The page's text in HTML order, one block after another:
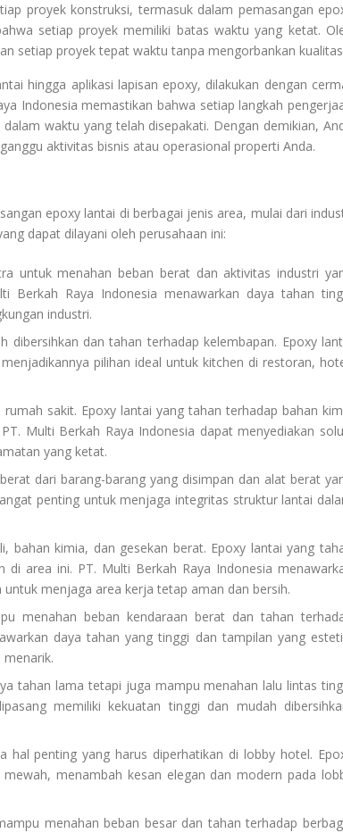
proyek konstruksi, termasuk dalam pemasangan
setiap proyek memiliki batas waktu yang ketat.
setiap proyek tepat waktu tanpa mengorbankan
hingga aplikasi lapisan epoxy, dilakukan dengan
Indonesia memastikan bahwa setiap langkah
waktu yang telah disepakati. Dengan demikian,
aktivitas bisnis atau operasional properti Anda.
epoxy lantai di berbagai jenis area, mulai dari
dapat dilayani oleh perusahaan ini:
untuk menahan beban berat dan aktivitas industri
Berkah Raya Indonesia menawarkan daya tahan
industri.
dibersihkan dan tahan terhadap kelembapan. Epoxy
pilihan ideal untuk kitchen di restoran,
sakit. Epoxy lantai yang tahan terhadap bahan
Multi Berkah Raya Indonesia dapat menyediakan
yang ketat.
dari barang-barang yang disimpan dan alat berat
penting untuk menjaga integritas struktur lantai
bahan kimia, dan gesekan berat. Epoxy lantai yang
area ini. PT. Multi Berkah Raya Indonesia
menjaga area kerja tetap aman dan bersih.
menahan beban kendaraan berat dan tahan
daya tahan yang tinggi dan tampilan yang
tahan lama tetapi juga mampu menahan lalu lintas
memiliki kekuatan tinggi dan mudah
hal penting yang harus diperhatikan di lobby hotel.
menambah kesan elegan dan modern pada
menahan beban besar dan tahan terhadap